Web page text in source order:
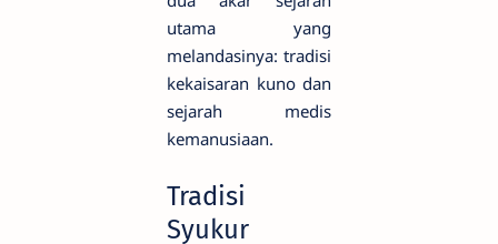
utama yang
melandasinya: tradisi
kekaisaran kuno dan
sejarah medis
kemanusiaan.
Tradisi
Syukur